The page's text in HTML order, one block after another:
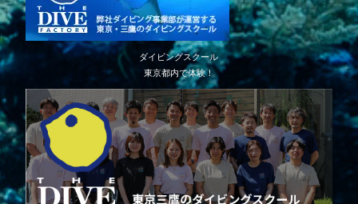
ダイビングスクール
東京都内で体験！